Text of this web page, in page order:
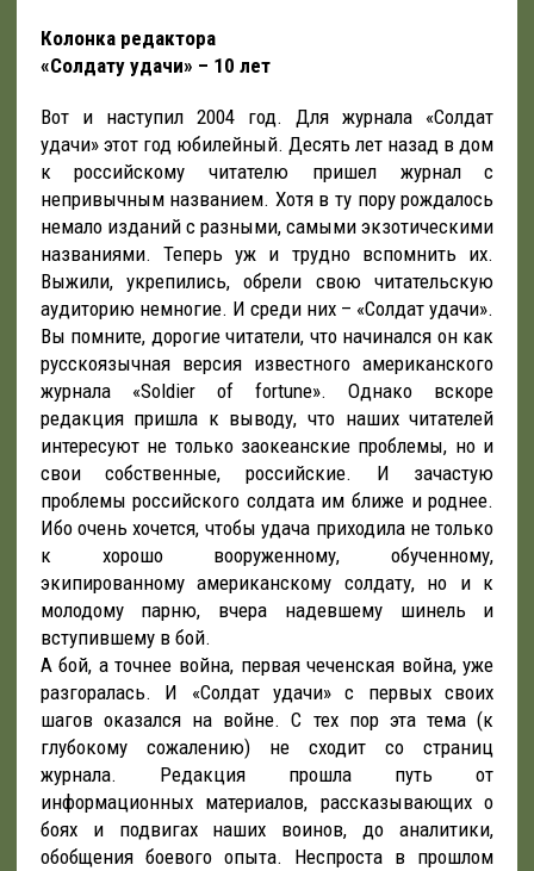
Колонка редактора
«Солдату удачи» – 10 лет
Вот и наступил 2004 год. Для журнала «Солдат
удачи» этот год юбилейный. Десять лет назад в дом
к российскому читателю пришел журнал с
непривычным названием. Хотя в ту пору рождалось
немало изданий с разными, самыми экзотическими
названиями. Теперь уж и трудно вспомнить их.
Выжили, укрепились, обрели свою читательскую
аудиторию немногие. И среди них – «Солдат удачи».
Вы помните, дорогие читатели, что начинался он как
русскоязычная версия известного американского
журнала «Soldier of fortune». Однако вскоре
редакция пришла к выводу, что наших читателей
интересуют не только заокеанские проблемы, но и
свои собственные, российские. И зачастую
проблемы российского солдата им ближе и роднее.
Ибо очень хочется, чтобы удача приходила не только
к хорошо вооруженному, обученному,
экипированному американскому солдату, но и к
молодому парню, вчера надевшему шинель и
вступившему в бой.
А бой, а точнее война, первая чеченская война, уже
разгоралась. И «Солдат удачи» с первых своих
шагов оказался на войне. С тех пор эта тема (к
глубокому сожалению) не сходит со страниц
журнала. Редакция прошла путь от
информационных материалов, рассказывающих о
боях и подвигах наших воинов, до аналитики,
обобщения боевого опыта. Неспроста в прошлом